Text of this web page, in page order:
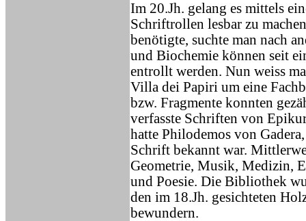
Im 20.Jh. gelang es mittels
Schriftrollen lesbar zu
benötigte, suchte man nach
und Biochemie können seit
entrollt werden. Nun weiss
Villa dei Papiri um eine
bzw. Fragmente konnten
verfasste Schriften von
hatte Philodemos von
Schrift bekannt war.
Geometrie, Musik, Medizin,
und Poesie. Die Bibliothek
den im 18.Jh. gesichteten
bewundern.